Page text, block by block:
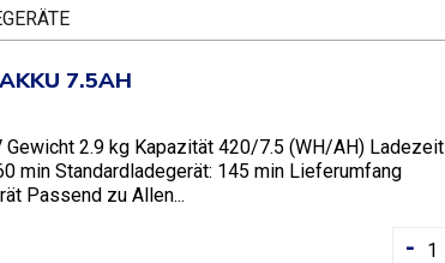
7.5AH
Gewicht 2.9 kg Kapazität 420/7.5 (WH/AH) Ladezeit
min Standardladegerät: 145 min Lieferumfang
Passend zu Allen...
-